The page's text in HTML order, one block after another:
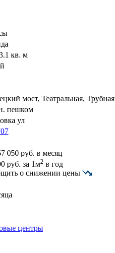
кв. м
мост, Театральная, Трубная
пешком
ул
050 руб. в месяц
руб. за 1м2 в год
о снижении цены
центры